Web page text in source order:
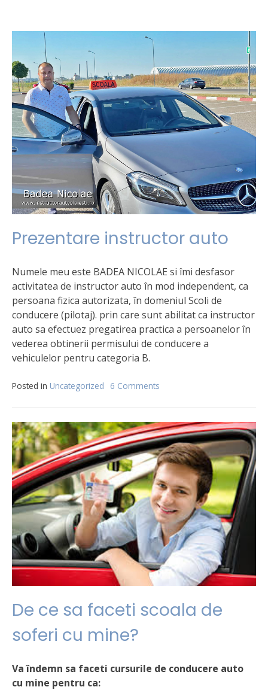
Prezentare instructor auto
Numele meu este BADEA NICOLAE si îmi desfasor
activitatea de instructor auto în mod independent, ca
persoana fizica autorizata, în domeniul Scoli de
conducere (pilotaj). prin care sunt abilitat ca instructor
auto sa efectuez pregatirea practica a persoanelor în
vederea obtinerii permisului de conducere a
vehiculelor pentru categoria B.
Posted in Uncategorized 6 Comments
auto
De ce sa faceti scoala de
soferi cu mine?
Va îndemn sa faceti cursurile de conducere auto
cu mine pentru ca: